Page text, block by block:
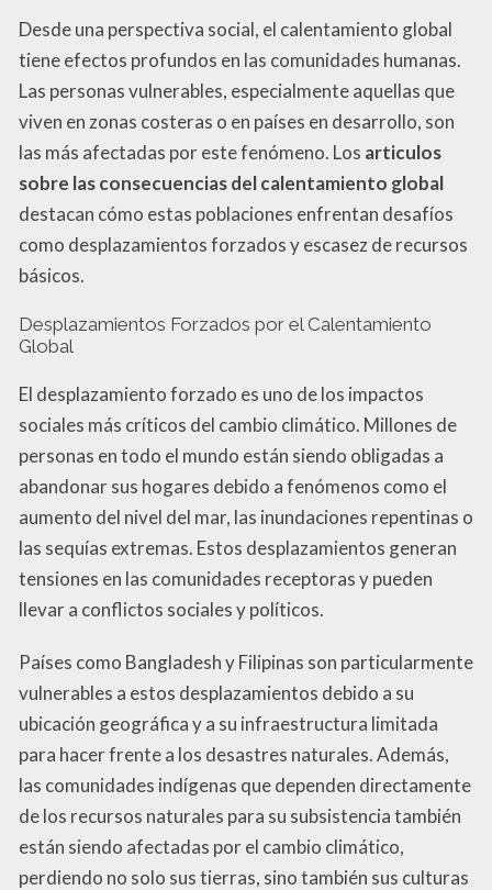
Desde una perspectiva social, el calentamiento global
tiene efectos profundos en las comunidades humanas.
Las personas vulnerables, especialmente aquellas que
viven en zonas costeras o en países en desarrollo, son
las más afectadas por este fenómeno. Los articulos
sobre las consecuencias del calentamiento global
destacan cómo estas poblaciones enfrentan desafíos
como desplazamientos forzados y escasez de recursos
básicos.
Desplazamientos Forzados por el Calentamiento
Global
El desplazamiento forzado es uno de los impactos
sociales más críticos del cambio climático. Millones de
personas en todo el mundo están siendo obligadas a
abandonar sus hogares debido a fenómenos como el
aumento del nivel del mar, las inundaciones repentinas o
las sequías extremas. Estos desplazamientos generan
tensiones en las comunidades receptoras y pueden
llevar a conflictos sociales y políticos.
Países como Bangladesh y Filipinas son particularmente
vulnerables a estos desplazamientos debido a su
ubicación geográfica y a su infraestructura limitada
para hacer frente a los desastres naturales. Además,
las comunidades indígenas que dependen directamente
de los recursos naturales para su subsistencia también
están siendo afectadas por el cambio climático,
perdiendo no solo sus tierras, sino también sus culturas